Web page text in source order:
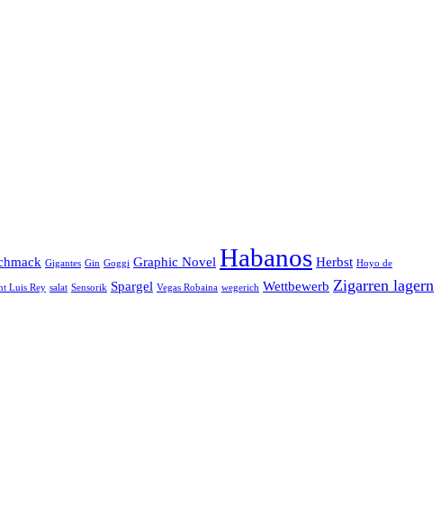
Gigantes Gin Goggi Graphic Novel Habanos Herbst Hoyo de
Luis Rey salat Sensorik Spargel Vegas Robaina wegerich Wettbewerb Zigarren lagern